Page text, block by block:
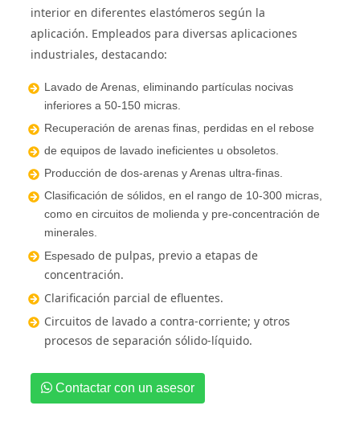
interior en diferentes elastómeros según la
aplicación. Empleados para diversas aplicaciones
industriales, destacando:
Lavado de Arenas, eliminando partículas nocivas
inferiores a 50-150 micras.
Recuperación de arenas finas, perdidas en el rebose
de equipos de lavado ineficientes u obsoletos.
Producción de dos-arenas y Arenas ultra-finas.
Clasificación de sólidos, en el rango de 10-300 micras,
como en circuitos de molienda y pre-concentración de
minerales.
Espesado de pulpas, previo a etapas de
concentración.
Clarificación parcial de efluentes.
Circuitos de lavado a contra-corriente; y otros
procesos de separación sólido-líquido.
Contactar con un asesor